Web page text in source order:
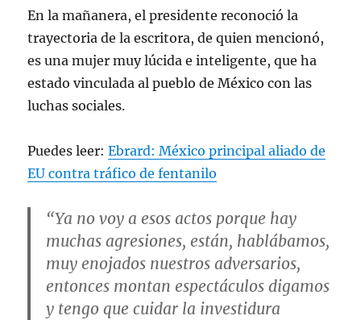
En la mañanera, el presidente reconoció la
trayectoria de la escritora, de quien mencionó,
es una mujer muy lúcida e inteligente, que ha
estado vinculada al pueblo de México con las
luchas sociales.
Puedes leer:Ebrard: México principal aliado de
EU contra tráfico de fentanilo
“Ya no voy a esos actos porque hay
muchas agresiones, están, hablábamos,
muy enojados nuestros adversarios,
entonces montan espectáculos digamos
y tengo que cuidar la investidura